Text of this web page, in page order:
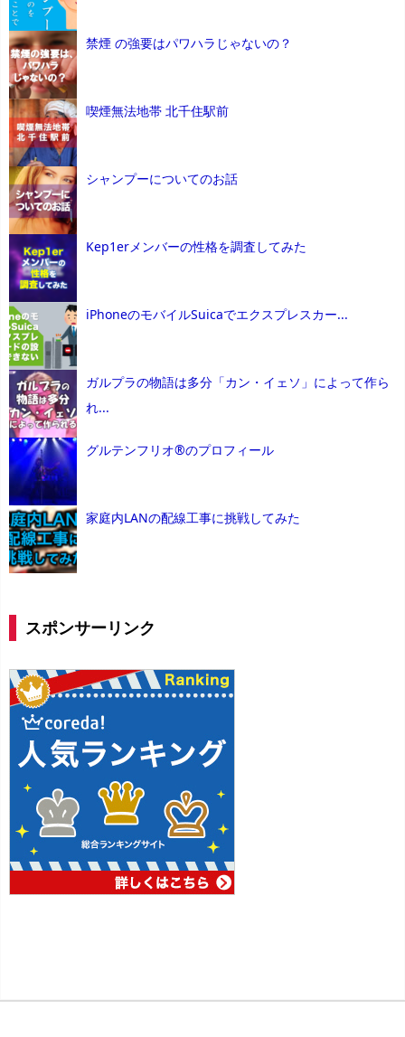
禁煙 の強要はパワハラじゃないの？
喫煙無法地帯 北千住駅前
シャンプーについてのお話
Kep1erメンバーの性格を調査してみた
iPhoneのモバイルSuicaでエクスプレスカー...
ガルプラの物語は多分「カン・イェソ」によって作ら
れ...
グルテンフリオ®のプロフィール
家庭内LANの配線工事に挑戦してみた
スポンサーリンク